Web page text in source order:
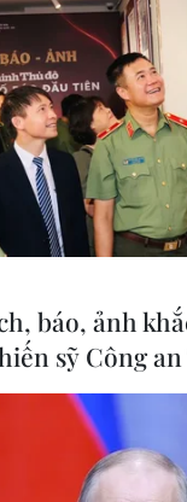
báo, ảnh
sỹ Công